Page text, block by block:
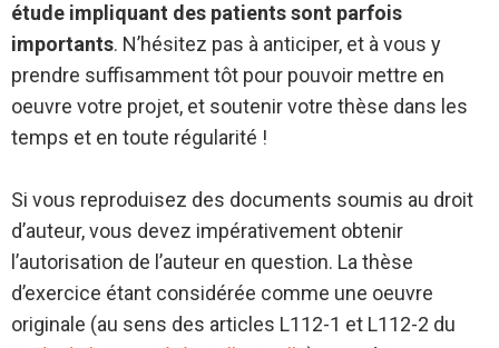
étude impliquant des patients sont parfois
importants. N’hésitez pas à anticiper, et à vous y
prendre suffisamment tôt pour pouvoir mettre en
oeuvre votre projet, et soutenir votre thèse dans les
temps et en toute régularité !
Si vous reproduisez des documents soumis au droit
d’auteur, vous devez impérativement obtenir
l’autorisation de l’auteur en question. La thèse
d’exercice étant considérée comme une oeuvre
originale (au sens des articles L112-1 et L112-2 du